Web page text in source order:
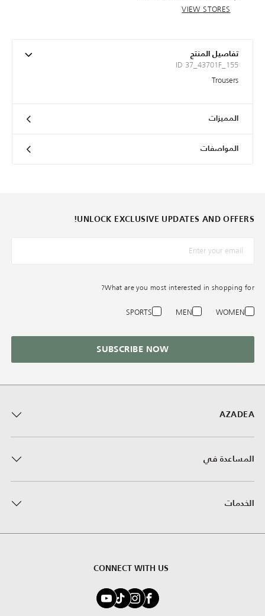
VIEW STORES
تفاصيل المنتج
ID 37_43701F_155
Trousers
المميزات
المواصفات
AZADEA
المساعدة في
الخدمات
CONNECT WITH US
UNLOCK EXCLUSIVE UPDATES AND OFFERS!
*البريد الإلكترونيّ
What are you most interested in shopping for?
WOMEN
MEN
SPORTS
SUBSCRIBE NOW